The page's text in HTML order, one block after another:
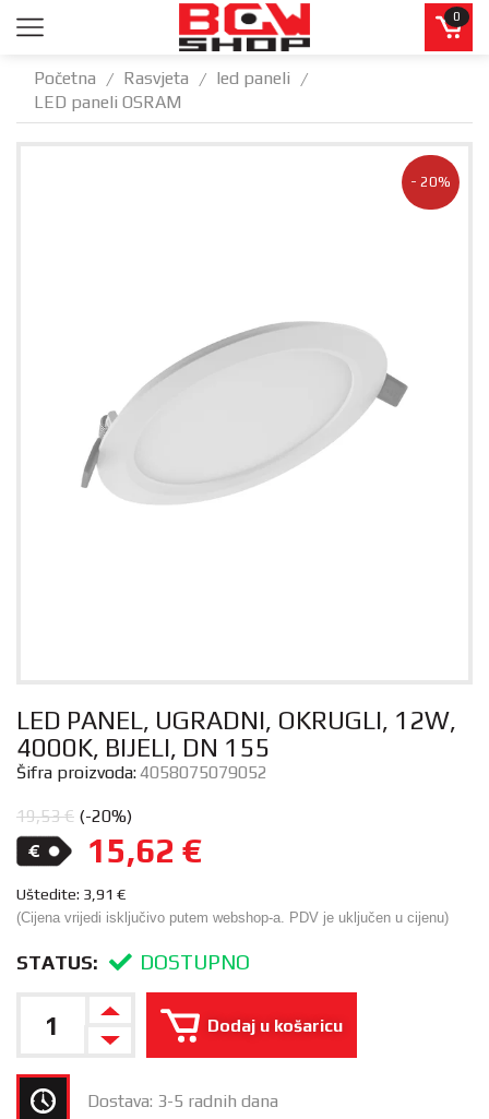
0
Početna / Rasvjeta / led paneli /
LED paneli OSRAM
- 20%
LED PANEL, UGRADNI, OKRUGLI, 12W,
4000K, BIJELI, DN 155
Šifra proizvoda:4058075079052
19,53€ (-20%)
15,62 €
Uštedite: 3,91 €
(Cijena vrijedi isključivo putem webshop-a. PDV je uključen u cijenu)
STATUS: DOSTUPNO
Dodaj u košaricu
Dostava: 3-5 radnih dana